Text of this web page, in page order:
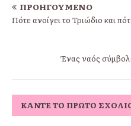
ΠΡΟΗΓΟΎΜΕΝΟ
Πότε ανοίγει το Τριώδιο και
Ένας ναός
ΚΆΝΤΕ ΤΟ ΠΡΏΤΟ